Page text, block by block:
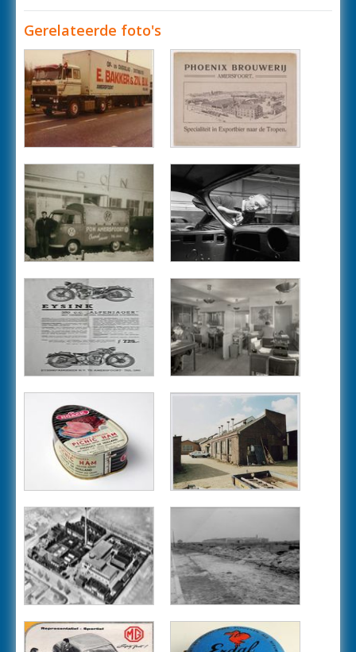
Gerelateerde foto's